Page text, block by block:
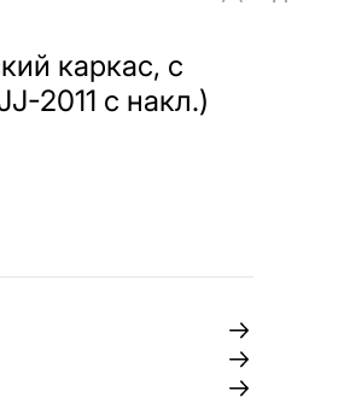
каркас, с
2011 с накл.)